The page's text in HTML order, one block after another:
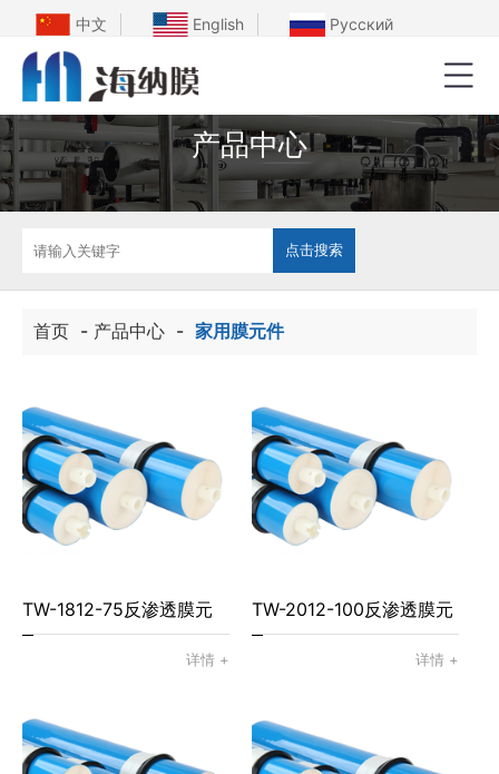
中文 English Русский
产品中心
首页 - 产品中心 - 家用膜元件
TW-1812-75反渗透膜元
详情 +
TW-2012-100反渗透膜元
详情 +